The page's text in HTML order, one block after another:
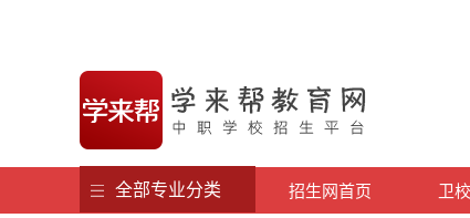
招生网首页 卫
全部专业分类